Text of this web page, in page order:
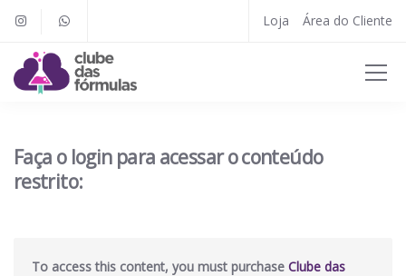
Loja Área do Cliente
Faça o login para acessar o conteúdo
restrito:
To access this content, you must purchase Clube das